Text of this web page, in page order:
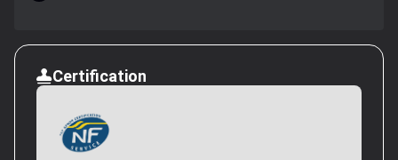
Certification